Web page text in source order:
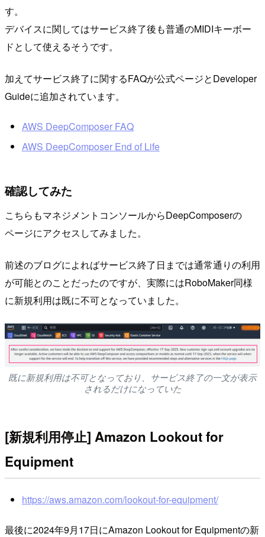
す。
デバイスに関してはサービス終了後も普通のMIDIキーボー
ドとして使えるそうです。
加えてサービス終了に関するFAQが公式ページとDeveloper
Guideに追加されています。
AWS DeepComposer FAQ
AWS DeepComposer End of Life
確認してみた
こちらもマネジメントコンソールからDeepComposerの
ページにアクセスしてみました。
前述のブログによればサービス終了日までは通常通りの利用
が可能とのことだったのですが、実際にはRoboMaker同様
に新規利用は既に不可となっていました。
既に新規利用は不可となっており、サービス終了の一文が表示
されるだけになっていた
[新規利用停止] Amazon Lookout for
Equipment
https://aws.amazon.com/lookout-for-equipment/
最後に2024年9月17日にAmazon Lookout for Equipmentの新